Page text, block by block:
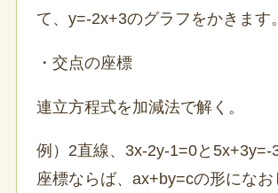
て、y=-2x+3のグラフをかきます。
・交点の座標
連立方程式を加減法で解く。
例）2直線、3x-2y-1=0と5x+3y=-
座標ならば、ax+by=cの形になお